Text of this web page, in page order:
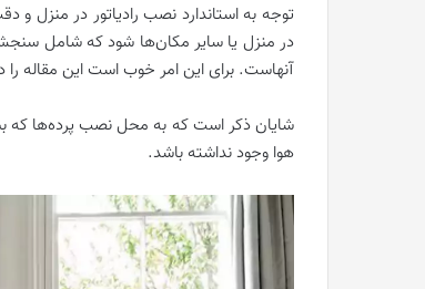
توجه به استاندارد نصب رادیاتور در منزل و
در منزل یا سایر مکان‌ها شود که شامل سنجش
آنهاست. برای این امر خوب است این مقاله را
شایان ذکر است که به محل نصب پرده‌ها که
هوا وجود نداشته باشد.